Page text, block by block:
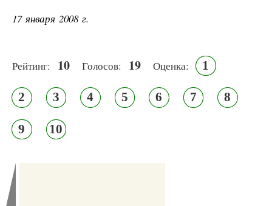
17 января 2008 г.
Рейтинг: 10 Голосов: 19 Оценка: 1
2 3 4 5 6 7 8
9 10